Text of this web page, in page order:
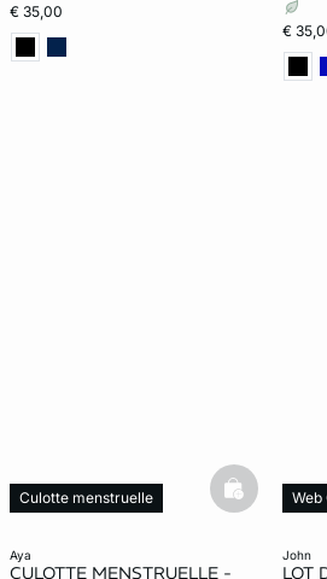
€ 35,00
€
aya
CULOTTE MENSTRUELLE -
Culotte menstruelle
basketfull
john
LOT
Web